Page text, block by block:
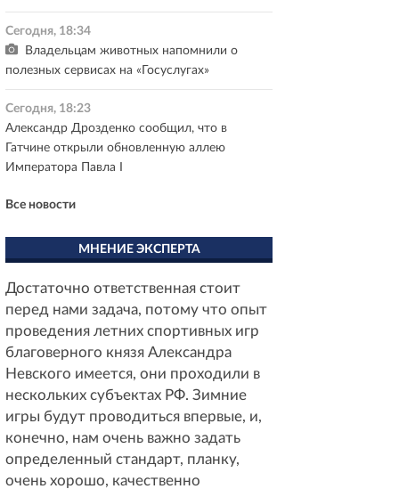
Сегодня, 18:34
Владельцам животных напомнили о
полезных сервисах на «Госуслугах»
Сегодня, 18:23
Александр Дрозденко сообщил, что в
Гатчине открыли обновленную аллею
Императора Павла I
Все новости
МНЕНИЕ ЭКСПЕРТА
Достаточно ответственная стоит
перед нами задача, потому что опыт
проведения летних спортивных игр
благоверного князя Александра
Невского имеется, они проходили в
нескольких субъектах РФ. Зимние
игры будут проводиться впервые, и,
конечно, нам очень важно задать
определенный стандарт, планку,
очень хорошо, качественно